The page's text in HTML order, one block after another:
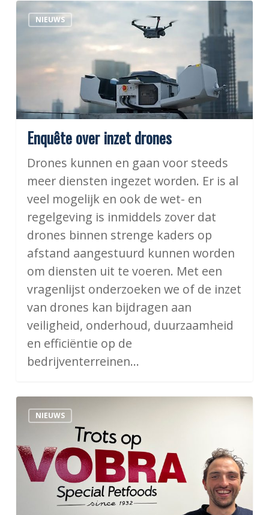
Enquête
over
drones
NIEUWS
Enquête over inzet drones
Drones kunnen en gaan voor steeds
meer diensten ingezet worden. Er is al
veel mogelijk en ook de wet- en
regelgeving is inmiddels zover dat
drones binnen strenge kaders op
afstand aangestuurd kunnen worden
om diensten uit te voeren. Met een
vragenlijst onderzoeken we of de inzet
van drones kan bijdragen aan
veiligheid, onderhoud, duurzaamheid
en efficiëntie op de
bedrijventerreinen…
Data
review
NIEUWS